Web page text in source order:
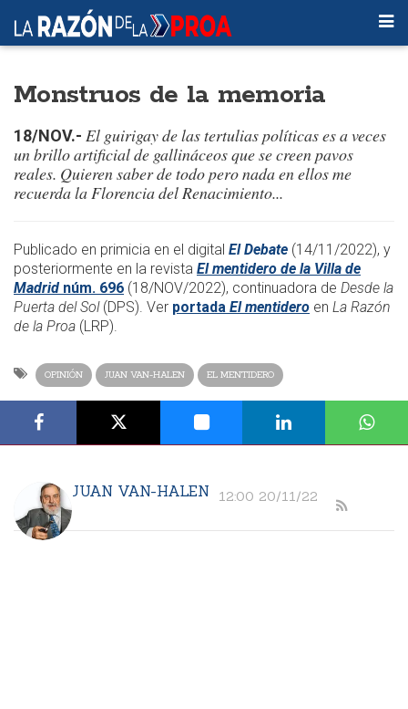
Monstruos de la memoria
18/NOV​.- El guirigay de las tertulias políticas es a veces
un brillo artificial de gallináceos que se creen pavos
reales. Quieren saber de todo pero nada en ellos me
recuerda la Florencia del Renacimiento...
​Publicado en primicia en el digital El Debate (14/11/2022), y
posteriormente en la revista El mentidero de la Villa de
Madrid núm. 696 (18/NOV/2022), continuadora de Desde la
Puerta del Sol(DPS). Ver portada El mentidero en La Razón
de la Proa (LRP).
OPINIÓN JUAN VAN-HALEN EL MENTIDERO
JUAN VAN-HALEN 12:00 20/11/22